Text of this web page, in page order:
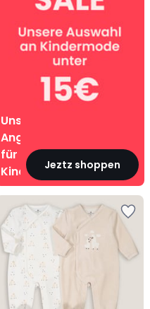
Unsere
Angebote
für
Kinder
Jeztz shoppen